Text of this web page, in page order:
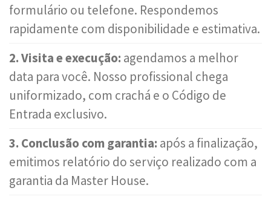
formulário ou telefone. Respondemos
rapidamente com disponibilidade e estimativa.
2. Visita e execução: agendamos a melhor
data para você. Nosso profissional chega
uniformizado, com crachá e o Código de
Entrada exclusivo.
3. Conclusão com garantia: após a finalização,
emitimos relatório do serviço realizado com a
garantia da Master House.